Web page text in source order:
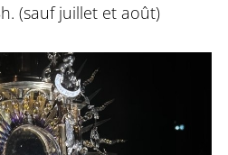
(sauf juillet et août)